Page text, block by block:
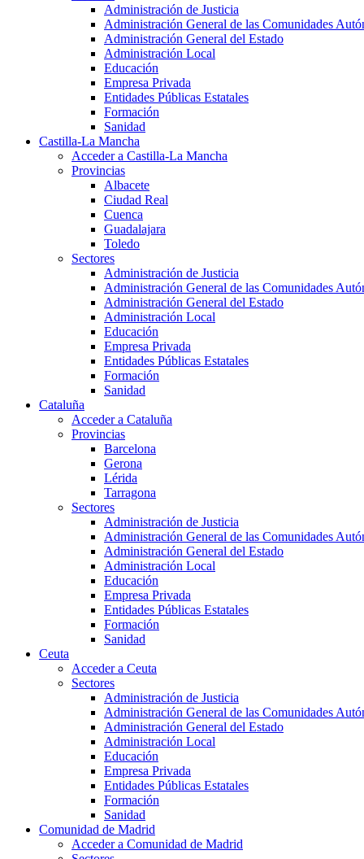
Administración de Justicia
Administración General de las Comunidades
Administración General del Estado
Administración Local
Educación
Empresa Privada
Entidades Públicas Estatales
Formación
Sanidad
Castilla-La Mancha
Acceder a Castilla-La Mancha
Provincias
Albacete
Ciudad Real
Cuenca
Guadalajara
Toledo
Sectores
Administración de Justicia
Administración General de las Comunidades
Administración General del Estado
Administración Local
Educación
Empresa Privada
Entidades Públicas Estatales
Formación
Sanidad
Cataluña
Acceder a Cataluña
Provincias
Barcelona
Gerona
Lérida
Tarragona
Sectores
Administración de Justicia
Administración General de las Comunidades
Administración General del Estado
Administración Local
Educación
Empresa Privada
Entidades Públicas Estatales
Formación
Sanidad
Ceuta
Acceder a Ceuta
Sectores
Administración de Justicia
Administración General de las Comunidades
Administración General del Estado
Administración Local
Educación
Empresa Privada
Entidades Públicas Estatales
Formación
Sanidad
Comunidad de Madrid
Acceder a Comunidad de Madrid